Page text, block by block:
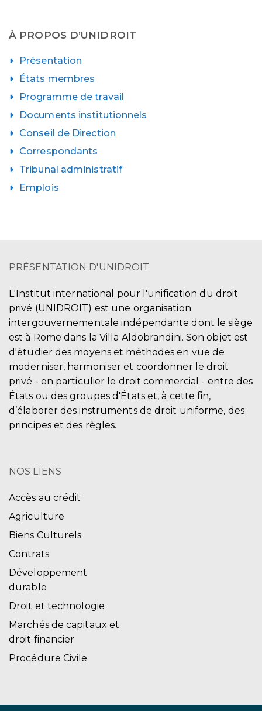
À PROPOS D’UNIDROIT
Présentation
États membres
Programme de travail
Documents institutionnels
Conseil de Direction
Correspondants
Tribunal administratif
Emplois
PRÉSENTATION D'UNIDROIT
L'Institut international pour l'unification du droit
privé (UNIDROIT) est une organisation
intergouvernementale indépendante dont le siège
est à Rome dans la Villa Aldobrandini. Son objet est
d'étudier des moyens et méthodes en vue de
moderniser, harmoniser et coordonner le droit
privé - en particulier le droit commercial - entre des
États ou des groupes d'États et, à cette fin,
d’élaborer des instruments de droit uniforme, des
principes et des règles.
NOS LIENS
Accès au crédit
Agriculture
Biens Culturels
Contrats
Développement
durable
Droit et technologie
Marchés de capitaux et
droit financier
Procédure Civile